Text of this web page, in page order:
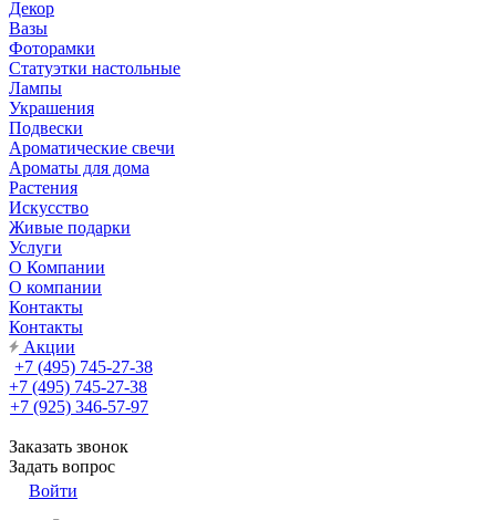
Декор
Вазы
Фоторамки
Статуэтки настольные
Лампы
Украшения
Подвески
Ароматические свечи
Ароматы для дома
Растения
Искусство
Живые подарки
Услуги
О Компании
О компании
Контакты
Контакты
Акции
+7 (495) 745-27-38
+7 (495) 745-27-38
+7 (925) 346-57-97
Заказать звонок
Задать вопрос
Войти